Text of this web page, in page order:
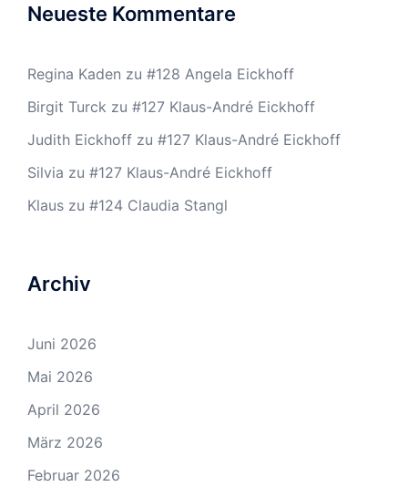
Neueste Kommentare
Regina Kaden zu #128 Angela Eickhoff
Birgit Turck zu #127 Klaus-André Eickhoff
Judith Eickhoff zu #127 Klaus-André Eickhoff
Silvia zu #127 Klaus-André Eickhoff
Klaus zu #124 Claudia Stangl
Archiv
Juni 2026
Mai 2026
April 2026
März 2026
Februar 2026